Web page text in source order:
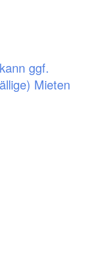
ggf.
Mieten